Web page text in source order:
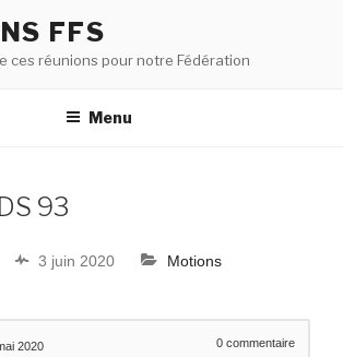
FFS
ces réunions pour notre Fédération
Menu
93
3 juin 2020 Motions
2020 0 commentaire